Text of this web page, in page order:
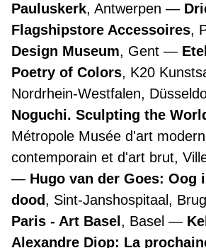
Pauluskerk, Antwerpen
Flagshipstore Accessoires,
Design Museum, Gent
Poetry of Colors, K20
Nordrhein-Westfalen,
Noguchi. Sculpting the
Métropole Musée d'art
contemporain et d'art brut,
Hugo van der Goes: Oog
dood, Sint-Janshospitaal,
Paris - Art Basel , Basel
Alexandre Diop: La